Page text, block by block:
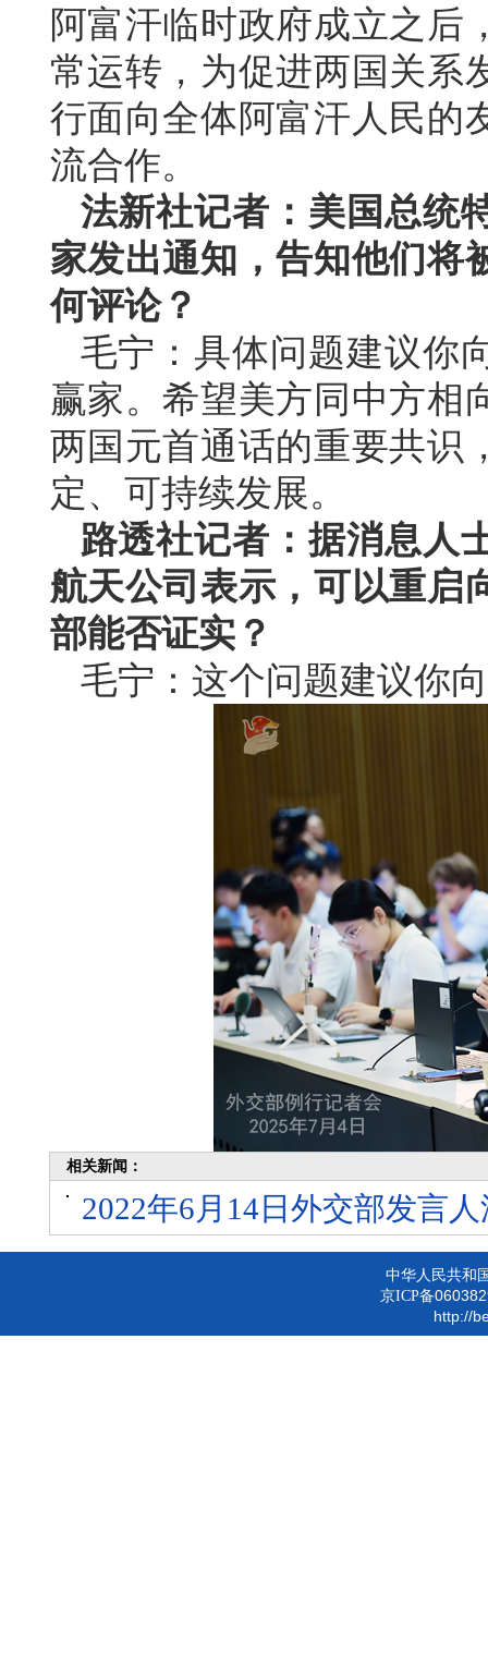
阿富汗临时政府成立之后
常运转，为促进两国关系
行面向全体阿富汗人民的
流合作。
法新社记者：美国总统
家发出通知，告知他们将
何评论？
毛宁：具体问题建议你
赢家。希望美方同中方相
两国元首通话的重要共识
定、可持续发展。
路透社记者：据消息人
航天公司表示，可以重启
部能否证实？
毛宁：这个问题建议你
相关新闻：
2022年6月14日外交部发言
中华人民共和
京ICP备
http://